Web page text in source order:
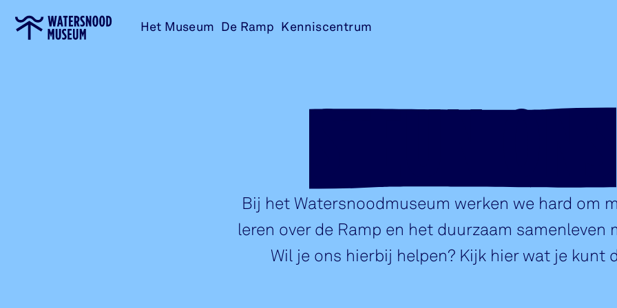
Ga
naar
Het Museum De Ramp Kenniscentrum
Bij het Watersnoodmuseum werken we hard om
leren over de Ramp en het duurzaam samenleven
Wil je ons hierbij helpen? Kijk hier wat je kunt